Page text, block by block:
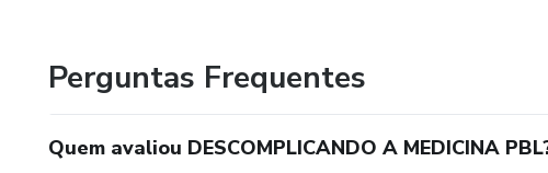
Perguntas Frequentes
Quem avaliou DESCOMPLICANDO A MEDICINA